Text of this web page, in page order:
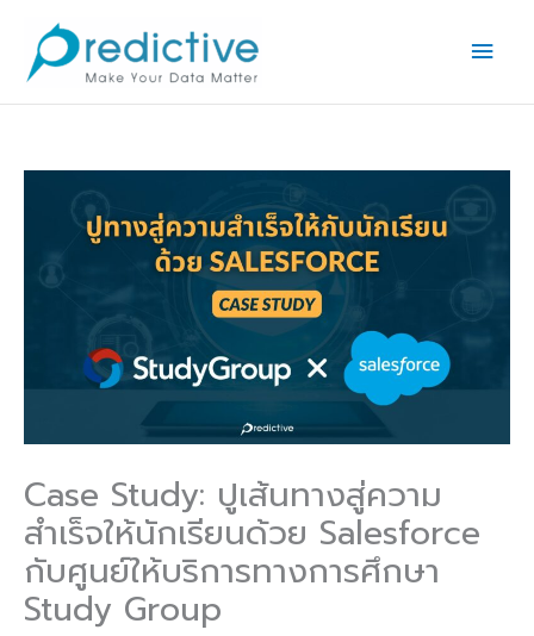
content
Case Study: ปูเส้นทางสู่ความ
สำเร็จให้นักเรียนด้วย Salesforce
กับศูนย์ให้บริการทางการศึกษา
Study Group